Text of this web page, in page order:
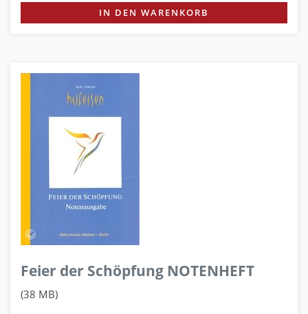
IN DEN WARENKORB
Feier der Schöpfung NOTENHEFT
(38 MB)